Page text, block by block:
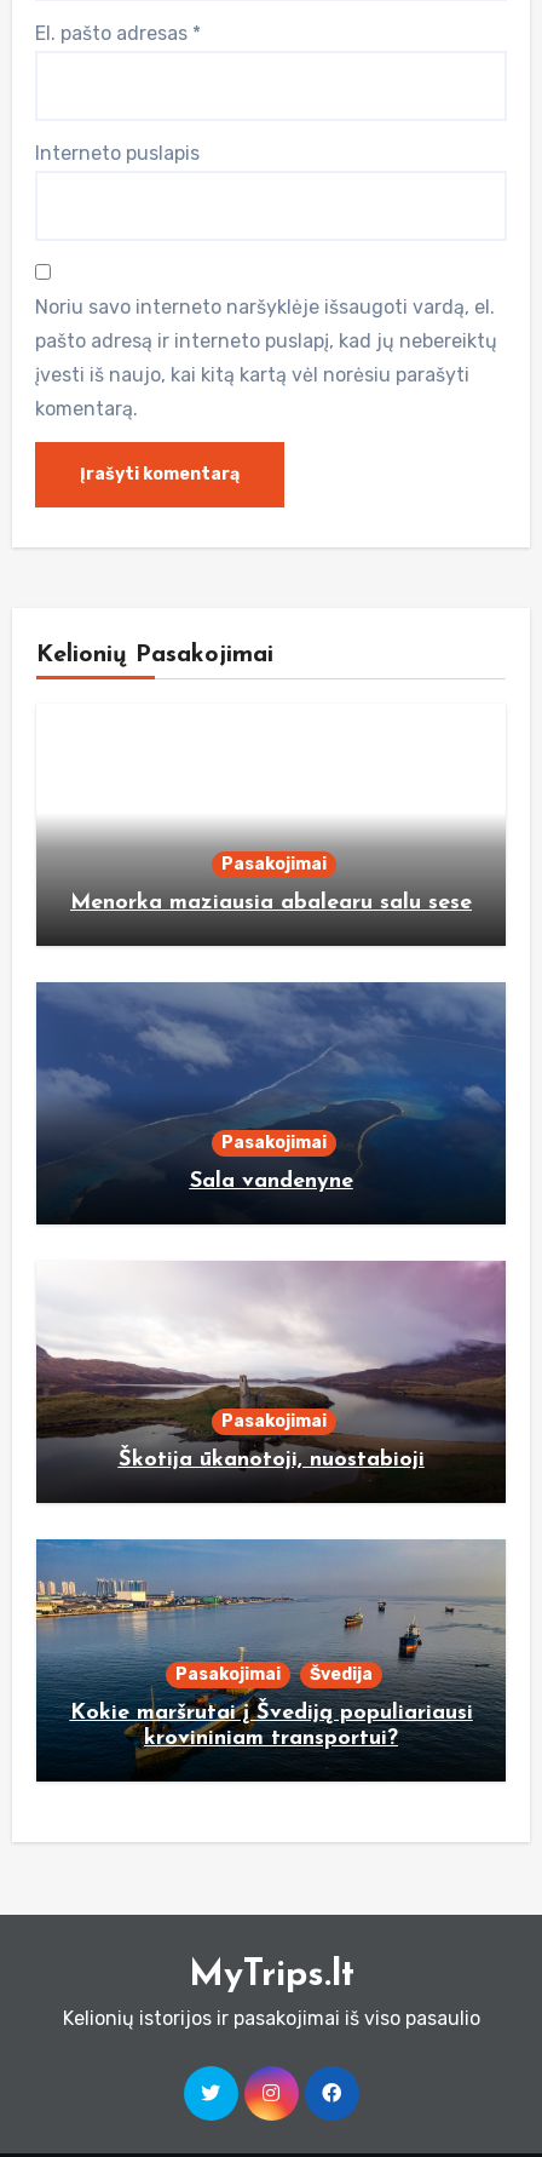
El. pašto adresas *
Interneto puslapis
Noriu savo interneto naršyklėje išsaugoti vardą, el.
pašto adresą ir interneto puslapį, kad jų nebereiktų
įvesti iš naujo, kai kitą kartą vėl norėsiu parašyti
komentarą.
Kelionių Pasakojimai
Pasakojimai
Menorka maziausia abalearu salu sese
Pasakojimai
Sala vandenyne
Pasakojimai
Škotija ūkanotoji, nuostabioji
Pasakojimai Švedija
Kokie maršrutai į Švediją populiariausi
krovininiam transportui?
MyTrips.lt
Kelionių istorijos ir pasakojimai iš viso pasaulio